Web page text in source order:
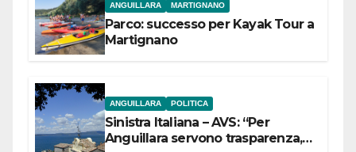
ANGUILLARA MARTIGNANO
Parco: successo per Kayak Tour a
Martignano
ANGUILLARA POLITICA
Sinistra Italiana – AVS: “Per
Anguillara servono trasparenza,